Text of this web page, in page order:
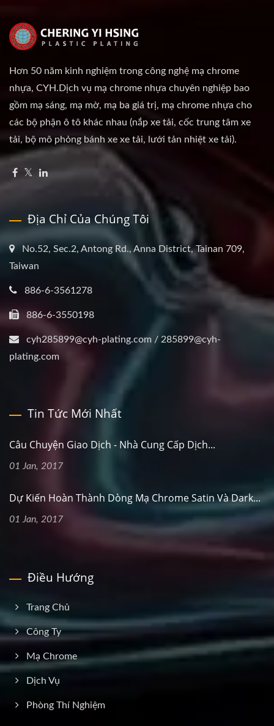
Hơn 50 năm kinh nghiệm trong công nghệ mạ chrome
nhựa, CYH.Dịch vụ mạ chrome nhựa chuyên nghiệp bao
gồm mạ sáng, mạ mờ, mạ ba giá trị, mạ chrome nhựa cho
các bộ phận ô tô khác nhau (nắp xe tải, cốc trung tâm xe
tải, bộ mô phỏng bánh xe xe tải, lưới tản nhiệt xe tải).
Địa Chỉ Của Chúng Tôi
No.52, Sec.2, Antong Rd., Anna District, Tainan 709,
Taiwan
886-6-3561278
886-6-3550198
cyh285899@cyh-plating.com / 285899@cyh-
plating.com
Tin Tức Mới Nhất
Câu Chuyện Giao Dịch - Nhà Cung Cấp Dịch...
01 Jan, 2017
Dự Kiến Hoàn Thành Dòng Mạ Chrome Satin Và Dark...
01 Jan, 2017
Điều Hướng
Trang Chủ
Công Ty
Mạ Chrome
Dịch Vụ
Phòng Thí Nghiệm